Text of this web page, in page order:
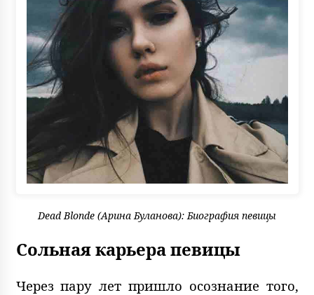
Dead Blonde (Арина Буланова): Биография певицы
Сольная карьера певицы
Через пару лет пришло осознание того,